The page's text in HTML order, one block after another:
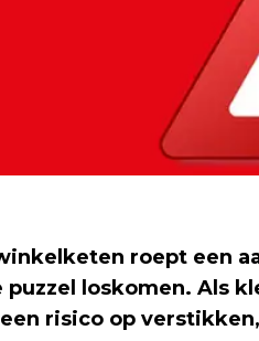
roept een
puzzel loskomen. Als
risico op